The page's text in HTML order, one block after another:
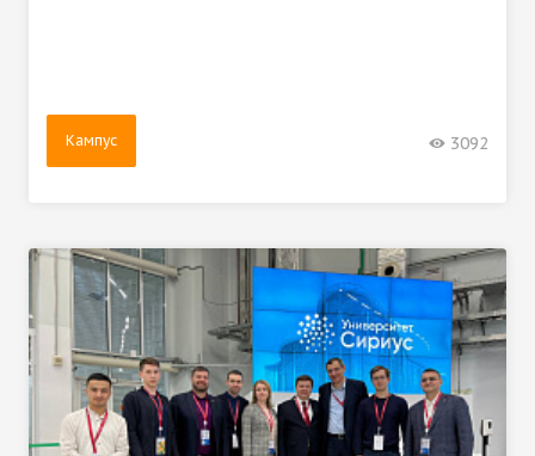
Кампус 3092